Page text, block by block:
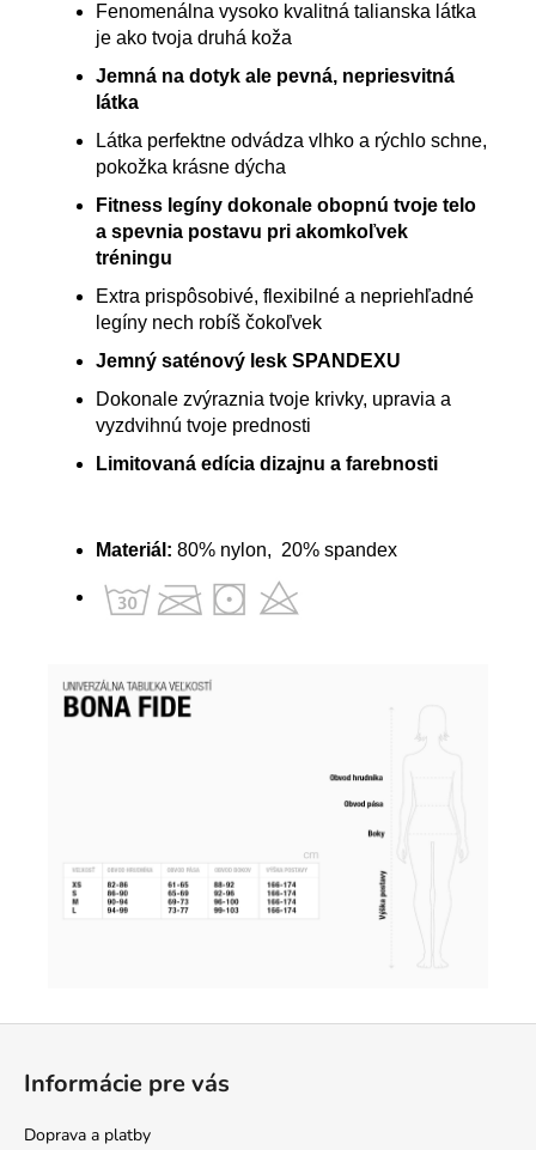
Fenomenálna vysoko kvalitná talianska látka
je ako tvoja druhá koža
Jemná na dotyk ale pevná, nepriesvitná
látka
Látka perfektne odvádza vlhko a rýchlo schne,
pokožka krásne dýcha
Fitness legíny dokonale obopnú tvoje telo
a spevnia postavu pri akomkoľvek
tréningu
Extra prispôsobivé, flexibilné a nepriehľadné
legíny nech robíš čokoľvek
Jemný saténový lesk SPANDEXU
Dokonale zvýraznia tvoje krivky, upravia a
vyzdvihnú tvoje prednosti
Limitovaná edícia dizajnu a farebnosti
Materiál: 80% nylon, 20% spandex
Informácie pre vás
Doprava a platby